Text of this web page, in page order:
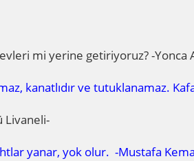
mi yerine getiriyoruz? -Yonca
kanatlıdır ve tutuklanamaz.
Livaneli-
yanar, yok olur. -Mustafa